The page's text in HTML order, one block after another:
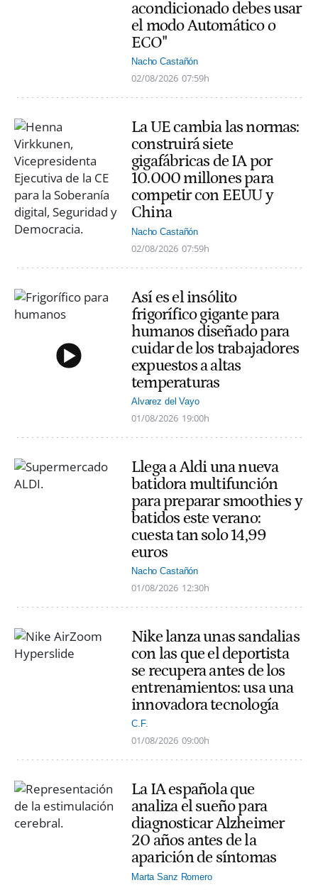
acondicionado debes usar
el modo Automático o
ECO"
Nacho Castañón
02/08/2026 07:59h
La UE cambia las normas:
construirá siete
gigafábricas de IA por
10.000 millones para
competir con EEUU y
China
Nacho Castañón
02/08/2026 07:59h
Así es el insólito
frigorífico gigante para
humanos diseñado para
cuidar de los trabajadores
expuestos a altas
temperaturas
Alvarez del Vayo
01/08/2026 19:00h
Llega a Aldi una nueva
batidora multifunción
para preparar smoothies y
batidos este verano:
cuesta tan solo 14,99
euros
Nacho Castañón
01/08/2026 12:30h
Nike lanza unas sandalias
con las que el deportista
se recupera antes de los
entrenamientos: usa una
innovadora tecnología
C.F.
01/08/2026 09:00h
La IA española que
analiza el sueño para
diagnosticar Alzheimer
20 años antes de la
aparición de síntomas
Marta Sanz Romero